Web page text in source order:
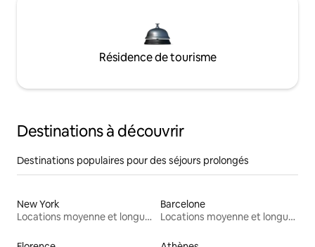
Résidence de tourisme
Destinations à découvrir
Destinations populaires pour des séjours prolongés
New York
Locations moyenne et longue durée
Barcelone
Locations moyenne et longue durée